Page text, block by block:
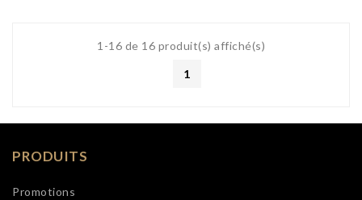
1-16 de 16 produit(s) affiché(s)
1
PRODUITS
Promotions